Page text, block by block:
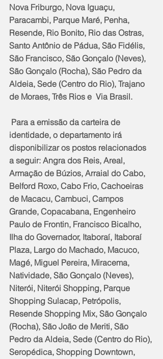
Nova Friburgo, Nova Iguaçu,
Paracambi, Parque Maré, Penha,
Resende, Rio Bonito, Rio das Ostras,
Santo Antônio de Pádua, São Fidélis,
São Francisco, São Gonçalo (Neves),
São Gonçalo (Rocha), São Pedro da
Aldeia, Sede (Centro do Rio), Trajano
de Moraes, Três Rios e  Via Brasil.
identidade, o departamento irá
disponibilizar os postos relacionados
a seguir: Angra dos Reis, Areal,
Armação de Búzios, Arraial do Cabo,
Belford Roxo, Cabo Frio, Cachoeiras
de Macacu, Cambuci, Campos
Grande, Copacabana, Engenheiro
Paulo de Frontin, Francisco Bicalho,
Ilha do Governador, Itaboraí, Itaboraí
Plaza, Largo do Machado, Macuco,
Magé, Miguel Pereira, Miracema,
Natividade, São Gonçalo (Neves),
Niterói, Niterói Shopping, Parque
Shopping Sulacap, Petrópolis,
Resende Shopping Mix, São Gonçalo
(Rocha), São João de Meriti, São
Pedro da Aldeia, Sede (Centro do Rio),
Seropédica, Shopping Downtown,